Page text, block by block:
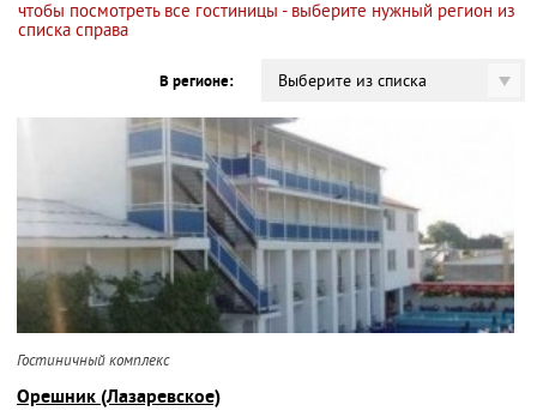
чтобы посмотреть все гостиницы - выберите нужный регион из
списка справа
В регионе: Выберите из списка
Гостиничный комплекс
Орешник (Лазаревское)